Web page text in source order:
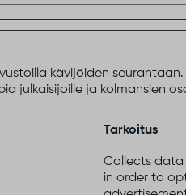
kävijöiden
julkaisijoille ja kolmansien
Tarkoitus
Collects data
in order to